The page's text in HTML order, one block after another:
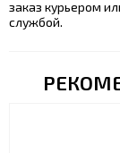
заказ курьером
службой.